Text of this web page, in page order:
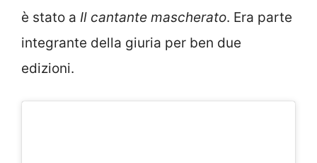
è stato a Il cantante mascherato. Era parte
integrante della giuria per ben due
edizioni.